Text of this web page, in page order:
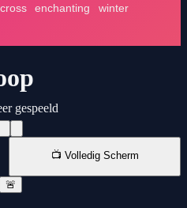
gespeeld
📺 Volledig Scherm
🚨